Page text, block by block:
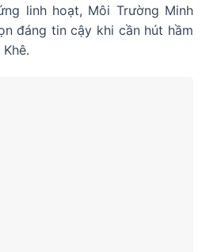
linh hoạt, Môi Trường Minh
đáng tin cậy khi cần hút hầm